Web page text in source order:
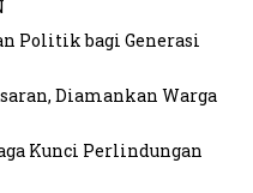
Politik bagi Generasi
Diamankan Warga
Kunci Perlindungan